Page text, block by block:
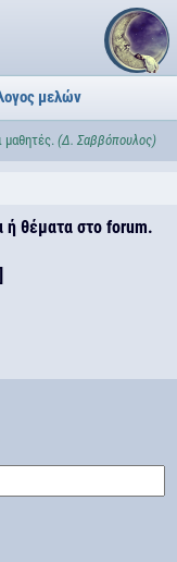
μελών
μαθητές. (Δ. Σαββόπουλος)
ή θέματα στο forum.